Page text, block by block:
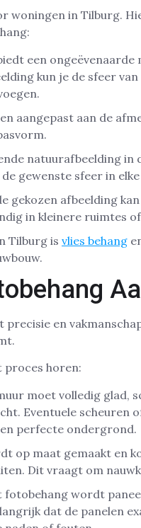
woningen in Tilburg.
een
kun je de sfeer
aangepast aan de
natuurafbeelding
gewenste sfeer in
gekozen afbeelding
in kleinere ruimtes
Tilburg is vlies behang
en
proces horen:
moet volledig glad,
Eventuele scheuren
perfecte ondergrond.
op maat gemaakt en
Dit vraagt om
fotobehang wordt
dat de panelen